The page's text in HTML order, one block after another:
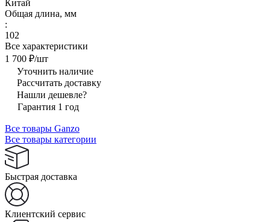
Китай
Общая длина, мм
:
102
Все характеристики
1 700 ₽/шт
Уточнить наличие
Рассчитать доставку
Нашли дешевле?
Гарантия 1 год
Все товары Ganzo
Все товары категории
Быстрая доставка
Клиентский сервис